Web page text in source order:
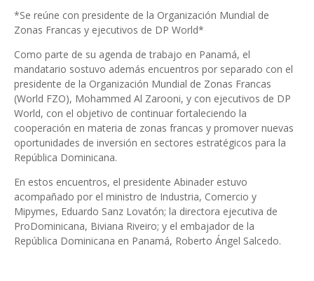
*Se reúne con presidente de la Organización Mundial de
Zonas Francas y ejecutivos de DP World*
Como parte de su agenda de trabajo en Panamá, el
mandatario sostuvo además encuentros por separado con el
presidente de la Organización Mundial de Zonas Francas
(World FZO), Mohammed Al Zarooni, y con ejecutivos de DP
World, con el objetivo de continuar fortaleciendo la
cooperación en materia de zonas francas y promover nuevas
oportunidades de inversión en sectores estratégicos para la
República Dominicana.
En estos encuentros, el presidente Abinader estuvo
acompañado por el ministro de Industria, Comercio y
Mipymes, Eduardo Sanz Lovatón; la directora ejecutiva de
ProDominicana, Biviana Riveiro; y el embajador de la
República Dominicana en Panamá, Roberto Ángel Salcedo.